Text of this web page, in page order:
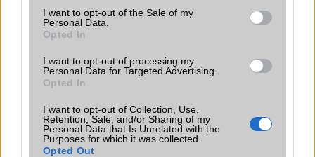
consent section.
I want to opt-out of the Sale of my
Personal Data.
Opted In
I want to opt-out of processing my
Personal Data for Targeted Advertising.
Opted In
I want to opt-out of Collection, Use,
Retention, Sale, and/or Sharing of my
Personal Data that Is Unrelated with the
Purposes for which it was collected.
Opted Out
N/A = Nincs adat. Legutóbbi frissítés: 2026-07-13 19:00:00
Új és Használt GSM kiemelt ajánlatok